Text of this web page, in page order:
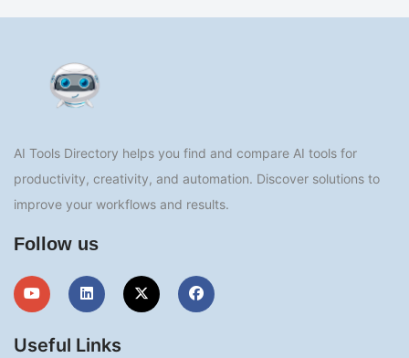
AI Tools Directory helps you find and compare AI tools for
productivity, creativity, and automation. Discover solutions to
improve your workflows and results.
Follow us
Useful Links